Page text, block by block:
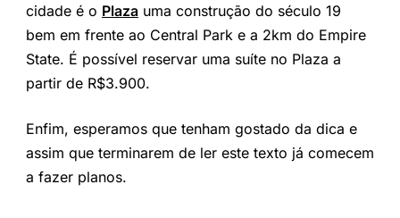
cidade é o Plazauma construção do século 19
bem em frente ao Central Park e a 2km do Empire
State. É possível reservar uma suíte no Plaza a
partir de R$3.900.
Enfim, esperamos que tenham gostado da dica e
assim que terminarem de ler este texto já comecem
a fazer planos.